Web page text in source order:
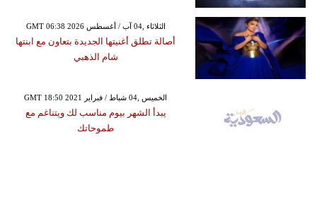
GMT 06:38 2026 الثلاثاء ,04 آب / أغسطس
أصالة تطلق أغنيتها الجديدة بتعاون مع ابنتها
شام الذهبي
GMT 18:50 2021 الخميس ,04 شباط / فبراير
يبدأ الشهر بيوم مناسب لك ويتناغم مع
طموحاتك